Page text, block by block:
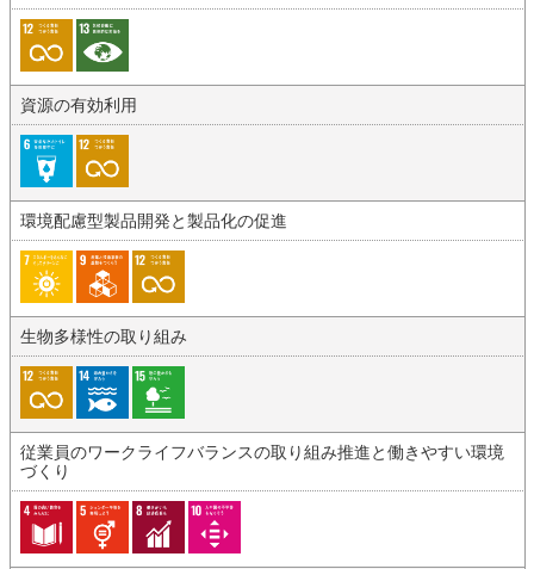
資源の有効利用
環境配慮型製品開発と製品化の促進
生物多様性の取り組み
従業員のワークライフバランスの取り組み推進と働きやすい環境
づくり